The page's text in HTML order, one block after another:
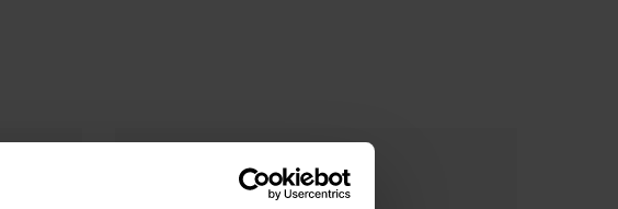
Gratis zoekservice
Maak zoekprofiel aan